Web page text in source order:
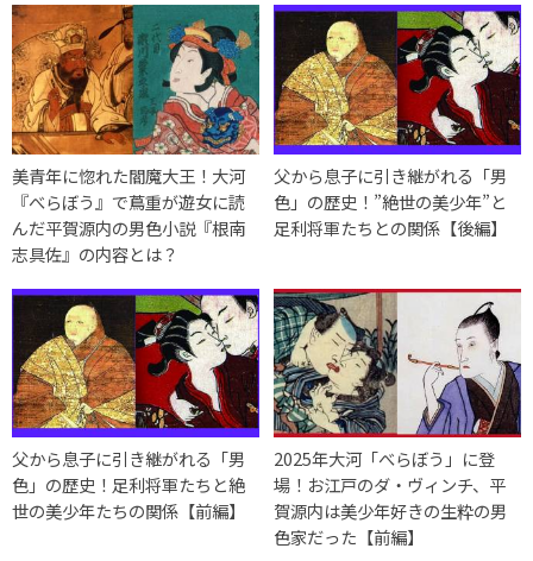
美青年に惚れた閻魔大王！大河
『べらぼう』で蔦重が遊女に読
んだ平賀源内の男色小説『根南
志具佐』の内容とは？
父から息子に引き継がれる「男
色」の歴史！”絶世の美少年”と
足利将軍たちとの関係【後編】
父から息子に引き継がれる「男
色」の歴史！足利将軍たちと絶
世の美少年たちの関係【前編】
2025年大河「べらぼう」に登
場！お江戸のダ・ヴィンチ、平
賀源内は美少年好きの生粋の男
色家だった【前編】